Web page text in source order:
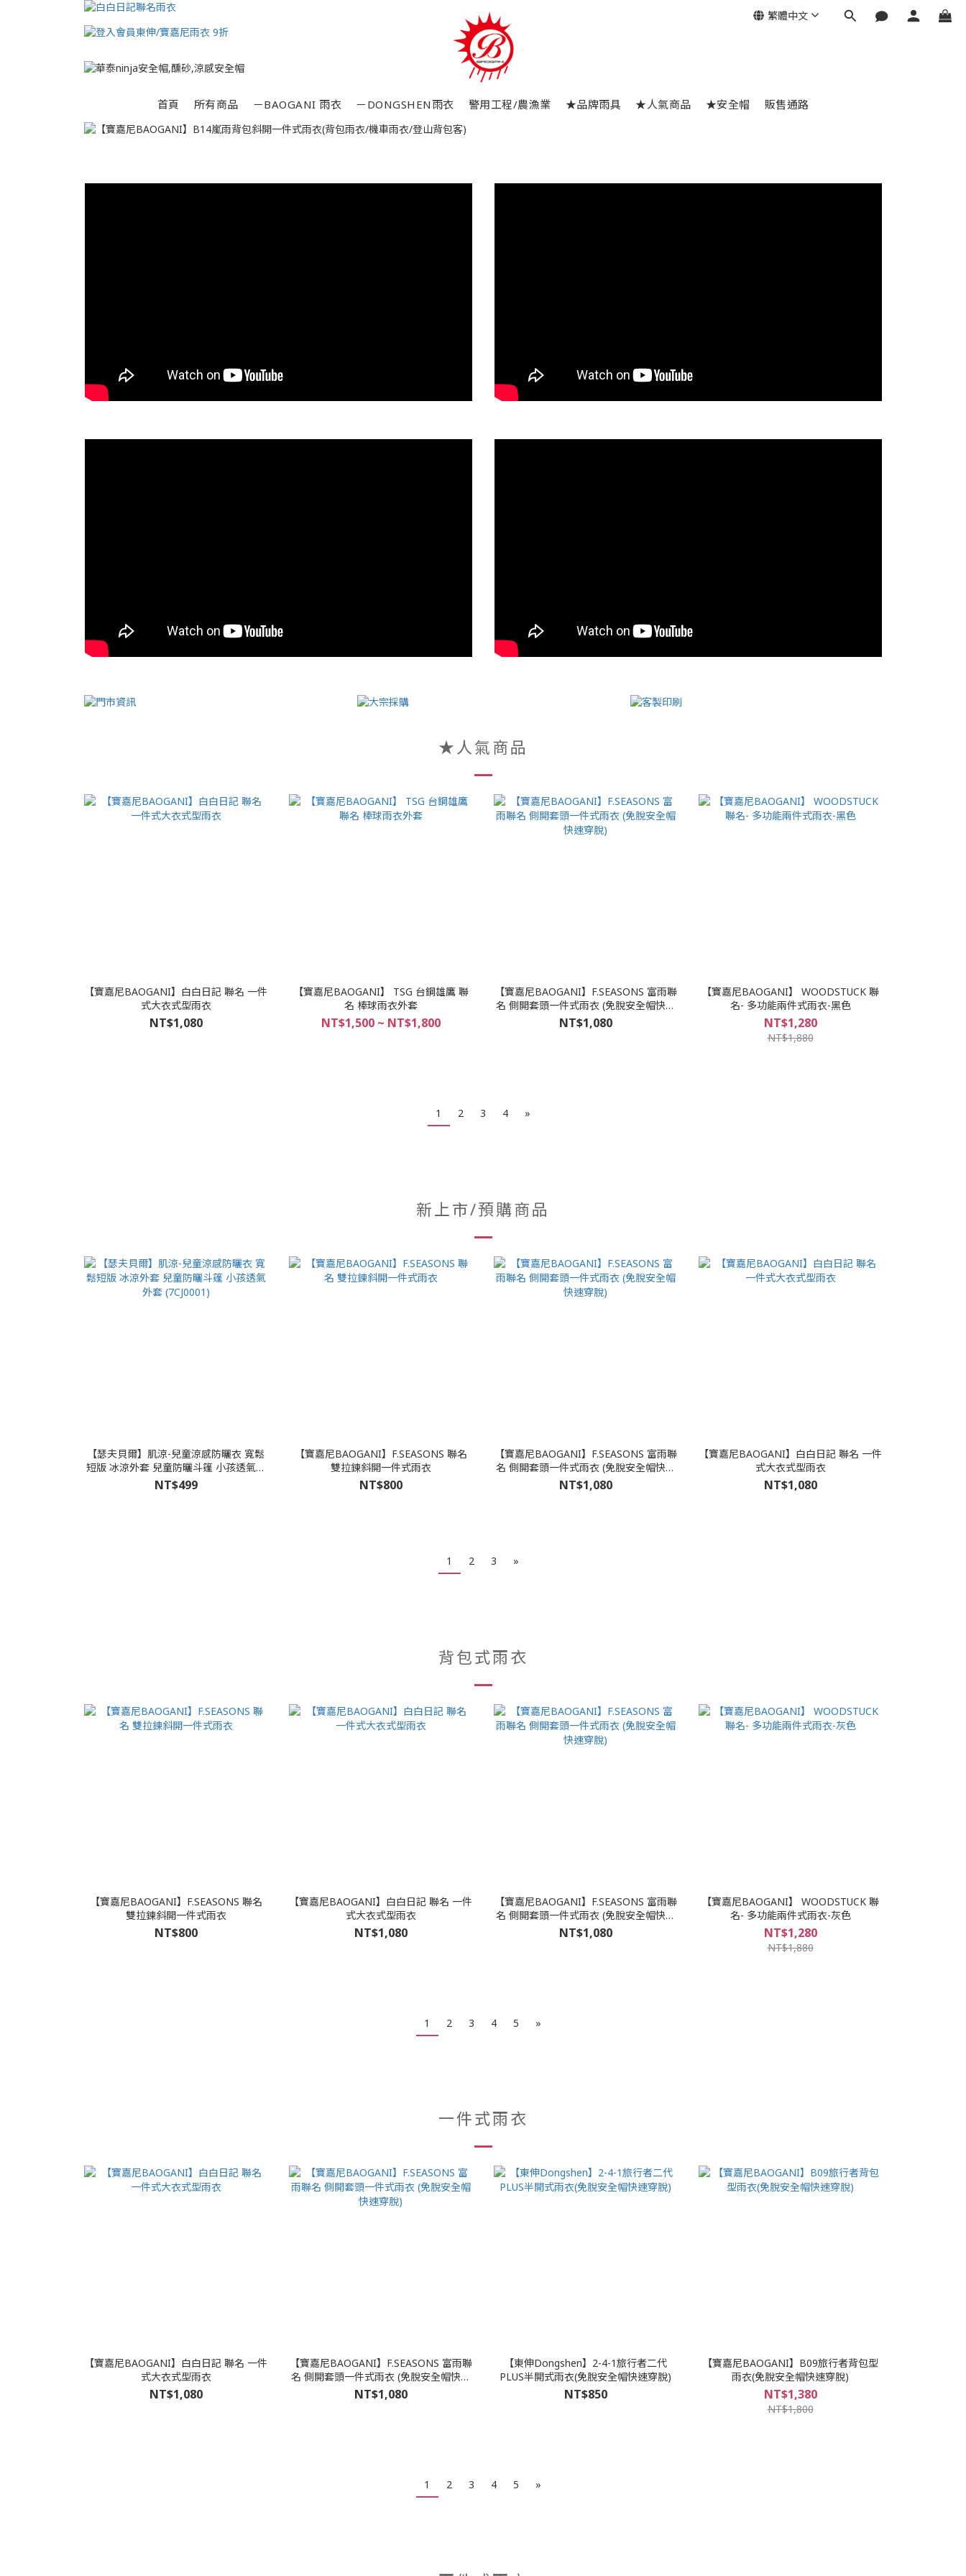
首頁 所有商品 －BAOGANI 雨衣 －DONGSHEN雨衣 警用工程/農漁業 ★品牌雨具 ★人氣商品 ★安全帽 販售通路
繁體中文
★人氣商品
【寶嘉尼BAOGANI】白白日記 聯名 一件
式大衣式型雨衣
NT$1,080
【寶嘉尼BAOGANI】 TSG 台鋼雄鷹 聯
名 棒球雨衣外套
NT$1,500 ~ NT$1,800
【寶嘉尼BAOGANI】F.SEASONS 富雨聯
名 側開套頭一件式雨衣 (免脫安全帽快速
穿脫)
NT$1,080
【寶嘉尼BAOGANI】 WOODSTUCK 聯
名- 多功能兩件式雨衣-黑色
NT$1,280
NT$1,880
1 2 3 4 »
新上市/預購商品
【瑟夫貝爾】肌涼-兒童涼感防曬衣 寬鬆
短版 冰涼外套 兒童防曬斗篷 小孩透氣外
套 (7CJ0001)
NT$499
【寶嘉尼BAOGANI】F.SEASONS 聯名
雙拉鍊斜開一件式雨衣
NT$800
【寶嘉尼BAOGANI】F.SEASONS 富雨聯
名 側開套頭一件式雨衣 (免脫安全帽快速
穿脫)
NT$1,080
【寶嘉尼BAOGANI】白白日記 聯名 一件
式大衣式型雨衣
NT$1,080
1 2 3 »
背包式雨衣
【寶嘉尼BAOGANI】F.SEASONS 聯名
雙拉鍊斜開一件式雨衣
NT$800
【寶嘉尼BAOGANI】白白日記 聯名 一件
式大衣式型雨衣
NT$1,080
【寶嘉尼BAOGANI】F.SEASONS 富雨聯
名 側開套頭一件式雨衣 (免脫安全帽快速
穿脫)
NT$1,080
【寶嘉尼BAOGANI】 WOODSTUCK 聯
名- 多功能兩件式雨衣-灰色
NT$1,280
NT$1,880
1 2 3 4 5 »
一件式雨衣
【寶嘉尼BAOGANI】白白日記 聯名 一件
式大衣式型雨衣
NT$1,080
【寶嘉尼BAOGANI】F.SEASONS 富雨聯
名 側開套頭一件式雨衣 (免脫安全帽快速
穿脫)
NT$1,080
【東伸Dongshen】2-4-1旅行者二代
PLUS半開式雨衣(免脫安全帽快速穿脫)
NT$850
【寶嘉尼BAOGANI】B09旅行者背包型
雨衣(免脫安全帽快速穿脫)
NT$1,380
NT$1,800
1 2 3 4 5 »